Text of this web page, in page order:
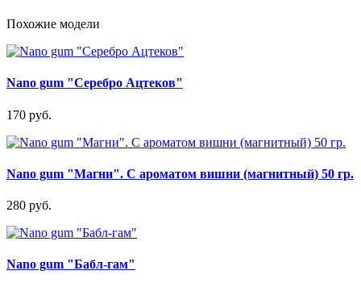
Похожие модели
Nano gum "Серебро Ацтеков"
170 руб.
Nano gum "Магни". С ароматом вишни (магнитный) 50 гр.
280 руб.
Nano gum "Бабл-гам"